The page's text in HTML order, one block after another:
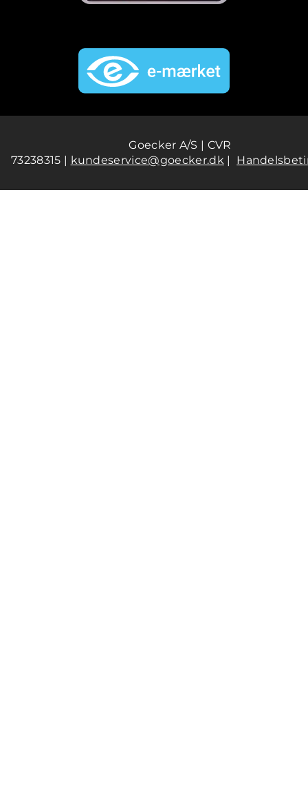
Goecker A/S | CVR
73238315 | kundeservice@goecker.dk|